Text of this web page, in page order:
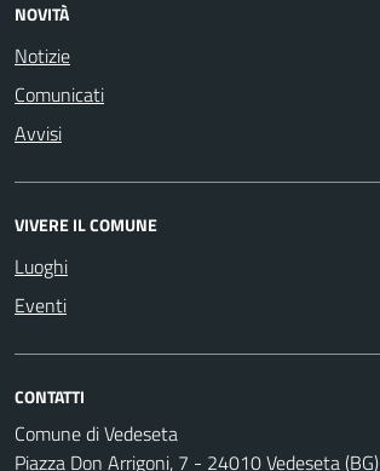
NOVITÀ
Notizie
Comunicati
Avvisi
VIVERE IL COMUNE
Luoghi
Eventi
CONTATTI
Comune di Vedeseta
Piazza Don Arrigoni, 7 - 24010 Vedeseta (BG)